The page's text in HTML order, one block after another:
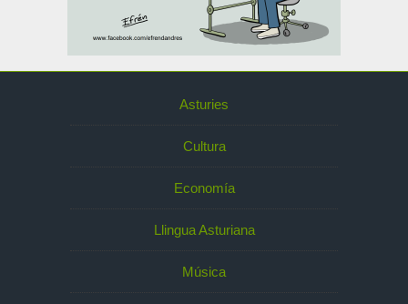
Asturies
Cultura
Economía
Llingua Asturiana
Música